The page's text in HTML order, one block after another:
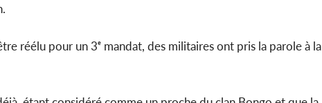
réélu pour un 3ᵉ mandat, des militaires ont pris la parole à la